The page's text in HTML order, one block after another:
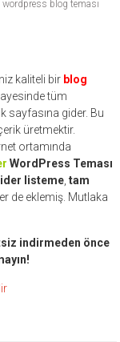
,wordpress blog teması
kaliteli bir blog
tüm
sayfasına gider. Bu
üretmektir.
ortamında
WordPress Teması
listeme ,tam
de eklemiş. Mutlaka
indirmeden önce